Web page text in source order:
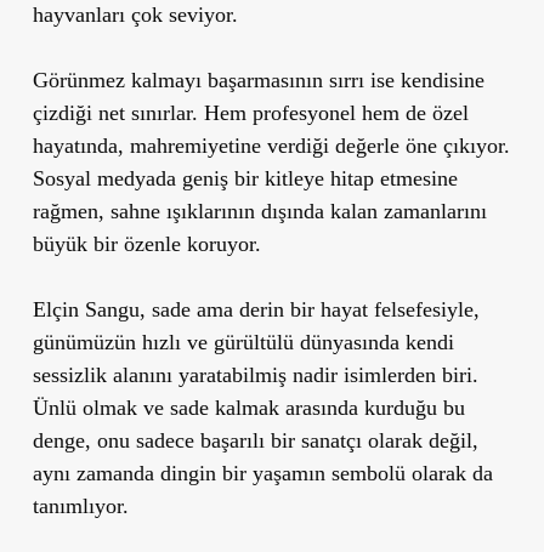
hayvanları çok seviyor.
Görünmez kalmayı başarmasının sırrı ise kendisine
çizdiği net sınırlar. Hem profesyonel hem de özel
hayatında, mahremiyetine verdiği değerle öne çıkıyor.
Sosyal medyada geniş bir kitleye hitap etmesine
rağmen, sahne ışıklarının dışında kalan zamanlarını
büyük bir özenle koruyor.
Elçin Sangu, sade ama derin bir hayat felsefesiyle,
günümüzün hızlı ve gürültülü dünyasında kendi
sessizlik alanını yaratabilmiş nadir isimlerden biri.
Ünlü olmak ve sade kalmak arasında kurduğu bu
denge, onu sadece başarılı bir sanatçı olarak değil,
aynı zamanda dingin bir yaşamın sembolü olarak da
tanımlıyor.